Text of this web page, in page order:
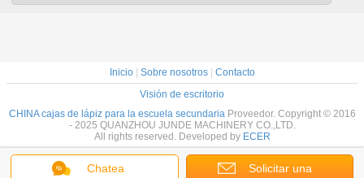
Chatea Solicitar una
Inicio| Sobre nosotros| Contacto
Visión de escritorio
CHINA cajas de lápiz para la escuela secundariaProveedor. Copyright © 2016
- 2025 QUANZHOU JUNDE MACHINERY CO.,LTD.
All rights reserved. Developed by ECER